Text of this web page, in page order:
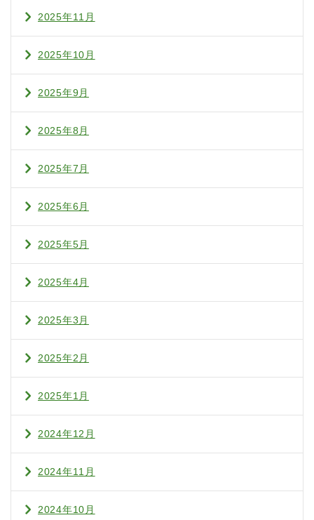
2025年11月
2025年10月
2025年9月
2025年8月
2025年7月
2025年6月
2025年5月
2025年4月
2025年3月
2025年2月
2025年1月
2024年12月
2024年11月
2024年10月